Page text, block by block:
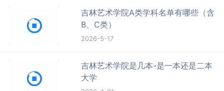
吉林艺术学院A类学科名单有哪些（含
B、C类）
2026-5-17
吉林艺术学院是几本-是一本还是二本
大学